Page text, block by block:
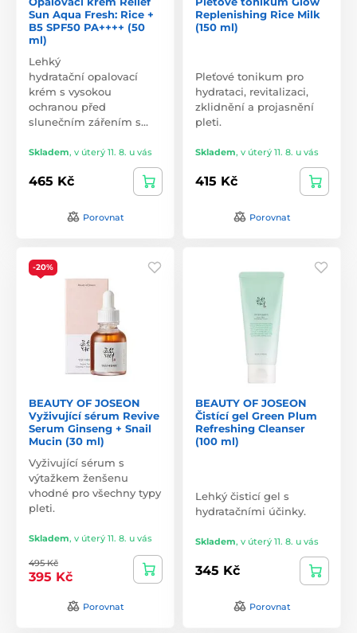
Sun Aqua Fresh: Rice +
B5 SPF50 PA++++ (50
ml)
Lehký
hydratační opalovací
krém s vysokou
ochranou před
slunečním zářením s…
Skladem, v úterý 11. 8. u vás
465 Kč
Porovnat
Replenishing Rice Milk
(150 ml)
Pleťové tonikum pro
hydrataci, revitalizaci,
zklidnění a projasnění
pleti.
Skladem, v úterý 11. 8. u vás
415 Kč
Porovnat
-20%
BEAUTY OF JOSEON
Vyživující sérum Revive
Serum Ginseng + Snail
Mucin (30 ml)
Vyživující sérum s
výtažkem ženšenu
vhodné pro všechny typy
pleti.
Skladem, v úterý 11. 8. u vás
495 Kč
395 Kč
Porovnat
BEAUTY OF JOSEON
Čistící gel Green Plum
Refreshing Cleanser
(100 ml)
Lehký čisticí gel s
hydratačními účinky.
Skladem, v úterý 11. 8. u vás
345 Kč
Porovnat